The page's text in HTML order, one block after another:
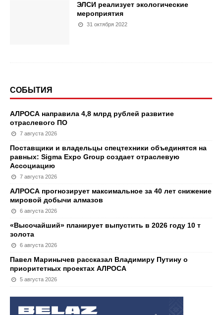
ЭЛСИ реализует экологические
мероприятия
31 октября 2022
СОБЫТИЯ
АЛРОСА направила 4,8 млрд рублей развитие
отраслевого ПО
7 августа 2026
Поставщики и владельцы спецтехники объединятся на
равных: Sigma Expo Group создает отраслевую
Ассоциацию
7 августа 2026
АЛРОСА прогнозирует максимальное за 40 лет снижение
мировой добычи алмазов
6 августа 2026
«Высочайший» планирует выпустить в 2026 году 10 т
золота
6 августа 2026
Павел Маринычев рассказал Владимиру Путину о
приоритетных проектах АЛРОСА
5 августа 2026